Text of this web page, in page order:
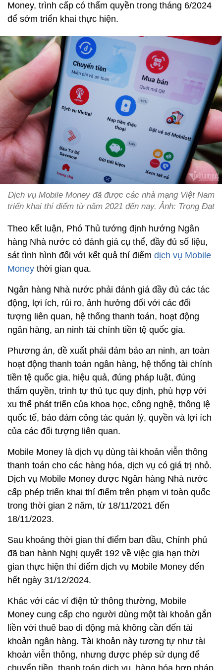
Money, trình cấp có thẩm quyền trong tháng 6/2024
để sớm triển khai thực hiện.
Dịch vụ Mobile Money đã được các nhà mạng Việt Nam
triển khai thí điểm từ năm 2021 đến nay. Ảnh: Trọng Đạt
Theo kết luận, Phó Thủ tướng định hướng Ngân
hàng Nhà nước có đánh giá cụ thể, đầy đủ số liệu,
sát tình hình đối với kết quả thí điểm dịch vụ Mobile
Money thời gian qua.
Ngân hàng Nhà nước phải đánh giá đầy đủ các tác
động, lợi ích, rủi ro, ảnh hưởng đối với các đối
tượng liên quan, hệ thống thanh toán, hoạt động
ngân hàng, an ninh tài chính tiền tệ quốc gia.
Phương án, đề xuất phải đảm bảo an ninh, an toàn
hoạt động thanh toán ngân hàng, hệ thống tài chính
tiền tệ quốc gia, hiệu quả, đúng pháp luật, đúng
thẩm quyền, trình tự thủ tục quy định, phù hợp với
xu thế phát triển của khoa học, công nghệ, thông lệ
quốc tế, bảo đảm công tác quản lý, quyền và lợi ích
của các đối tượng liên quan.
Mobile Money là dịch vụ dùng tài khoản viễn thông
thanh toán cho các hàng hóa, dịch vụ có giá trị nhỏ.
Dịch vụ Mobile Money được Ngân hàng Nhà nước
cấp phép triển khai thí điểm trên phạm vi toàn quốc
trong thời gian 2 năm, từ 18/11/2021 đến
18/11/2023.
Sau khoảng thời gian thí điểm ban đầu, Chính phủ
đã ban hành Nghị quyết 192 về việc gia hạn thời
gian thực hiện thí điểm dịch vụ Mobile Money đến
hết ngày 31/12/2024.
Khác với các ví điện tử thông thường, Mobile
Money cung cấp cho người dùng một tài khoản gắn
liền với thuê bao di động mà không cần đến tài
khoản ngân hàng. Tài khoản này tương tự như tài
khoản viễn thông, nhưng được phép sử dụng để
chuyển tiền, thanh toán dịch vụ, hàng hóa hợp pháp